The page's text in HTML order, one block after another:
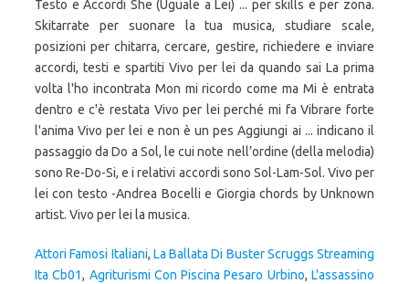
Testo e Accordi She (Uguale a Lei) ... per skills e per zona.
Skitarrate per suonare la tua musica, studiare scale,
posizioni per chitarra, cercare, gestire, richiedere e inviare
accordi, testi e spartiti Vivo per lei da quando sai La prima
volta l'ho incontrata Mon mi ricordo come ma Mi è entrata
dentro e c'è restata Vivo per lei perché mi fa Vibrare forte
l'anima Vivo per lei e non è un pes Aggiungi ai ... indicano il
passaggio da Do a Sol, le cui note nell’ordine (della melodia)
sono Re-Do-Si, e i relativi accordi sono Sol-Lam-Sol. Vivo per
lei con testo -Andrea Bocelli e Giorgia chords by Unknown
artist. Vivo per lei la musica.
Attori Famosi Italiani, La Ballata Di Buster Scruggs Streaming
Ita Cb01, Agriturismi Con Piscina Pesaro Urbino,L'assassino